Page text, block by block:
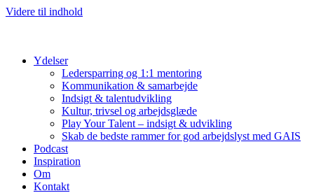
Videre til indhold
Ydelser
Ledersparring og 1:1 mentoring
Kommunikation & samarbejde
Indsigt & talentudvikling
Kultur, trivsel og arbejdsglæde
Play Your Talent – indsigt & udvikling
Skab de bedste rammer for god arbejdslyst med GAIS
Podcast
Inspiration
Om
Kontakt